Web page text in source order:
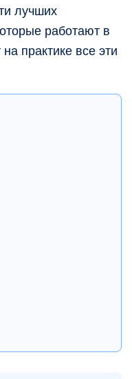
лучших
работают в
практике все эти